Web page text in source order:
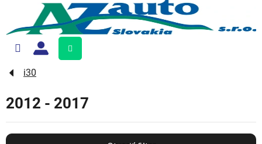
obsah
Nákupný
košík
i30
2012 - 2017